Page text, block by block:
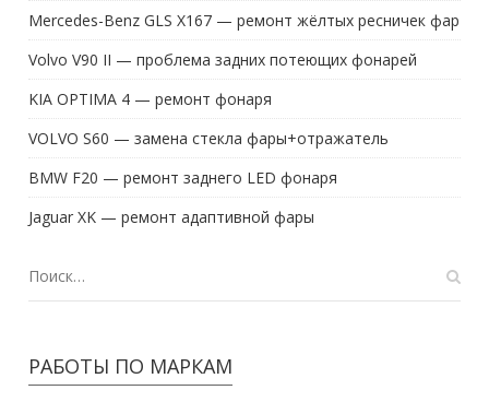
Mercedes-Benz GLS X167 — ремонт жёлтых ресничек фар
Volvo V90 II — проблема задних потеющих фонарей
KIA OPTIMA 4 — ремонт фонаря
VOLVO S60 — замена стекла фары+отражатель
BMW F20 — ремонт заднего LED фонаря
Jaguar XK — ремонт адаптивной фары
РАБОТЫ ПО МАРКАМ